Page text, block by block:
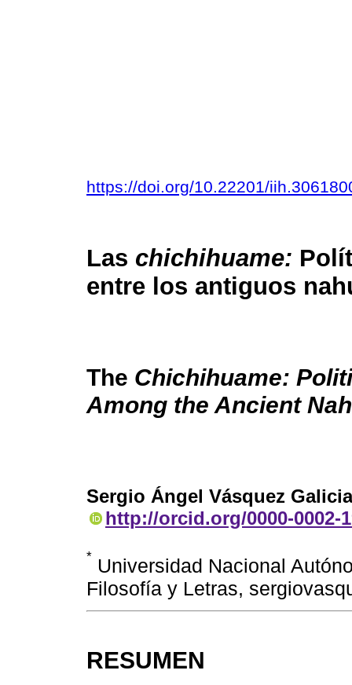
https://doi.org/10.22201/
Las chichihuame:
entre los antiguos
The Chichihuame:
Among the Ancient
Sergio Ángel Vásquez Galicia
http://orcid.org/0000-0002-
* Universidad Nacional
Filosofía y Letras,
RESUMEN